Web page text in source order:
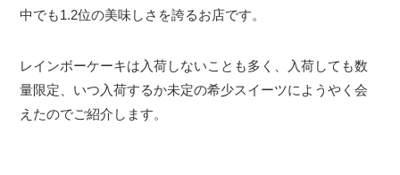
中でも1.2位の美味しさを誇るお店です。
レインボーケーキは入荷しないことも多く、入荷しても数
量限定、いつ入荷するか未定の希少スイーツにようやく会
えたのでご紹介します。